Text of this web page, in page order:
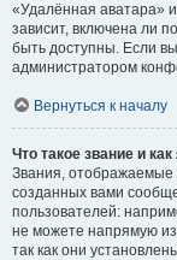
«Удалённая аватара»
зависит, включена ли
быть доступны. Если
администратором
Вернуться к началу
Что такое звание и
Звания,
созданных вами
пользователей:
не можете напрямую
так как они